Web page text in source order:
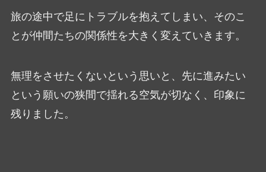
旅の途中で足にトラブルを抱えてしまい、そのこ
とが仲間たちの関係性を大きく変えていきます。
無理をさせたくないという思いと、先に進みたい
という願いの狭間で揺れる空気が切なく、印象に
残りました。